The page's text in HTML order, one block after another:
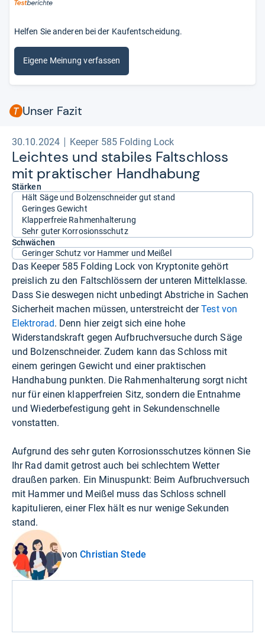
Helfen Sie anderen bei der Kaufentscheidung.
Eigene Meinung verfassen
Unser Fazit
30.10.2024 Keeper 585 Folding Lock
Leich­tes und sta­bi­les Falt­schloss
mit prak­ti­scher Hand­ha­bung
Stärken
Hält Säge und Bolzenschneider gut stand
Geringes Gewicht
Klapperfreie Rahmenhalterung
Sehr guter Korrosionsschutz
Schwächen
Geringer Schutz vor Hammer und Meißel
Das Keeper 585 Folding Lock von Kryptonite gehört
preislich zu den Faltschlössern der unteren Mittelklasse.
Dass Sie deswegen nicht unbedingt Abstriche in Sachen
Sicherheit machen müssen, unterstreicht derTest von
Elektrorad. Denn hier zeigt sich eine hohe
Widerstandskraft gegen Aufbruchversuche durch Säge
und Bolzenschneider. Zudem kann das Schloss mit
einem geringen Gewicht und einer praktischen
Handhabung punkten. Die Rahmenhalterung sorgt nicht
nur für einen klapperfreien Sitz, sondern die Entnahme
und Wiederbefestigung geht in Sekundenschnelle
vonstatten.
Aufgrund des sehr guten Korrosionsschutzes können Sie
Ihr Rad damit getrost auch bei schlechtem Wetter
draußen parken. Ein Minuspunkt: Beim Aufbruchversuch
mit Hammer und Meißel muss das Schloss schnell
kapitulieren, einer Flex hält es nur wenige Sekunden
stand.
vonChristian Stede